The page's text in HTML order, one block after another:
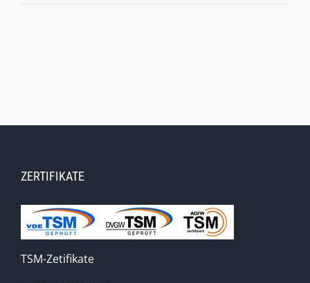
ZERTIFIKATE
TSM-Zetifikate